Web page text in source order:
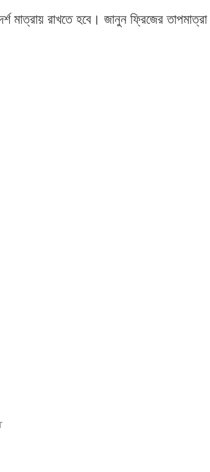
মাত্রায় রাখতে হবে। জানুন ফ্রিজের তাপমাত্রা